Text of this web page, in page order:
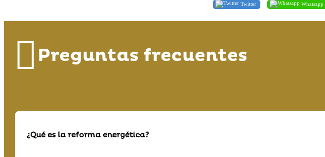
Twitter Whatsapp
Preguntas frecuentes
¿Qué es la reforma energética?